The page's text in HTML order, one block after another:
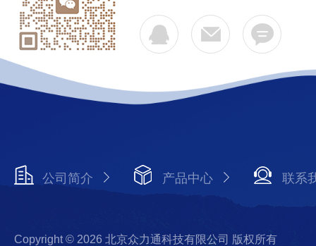
公司简介 产品中心 联系
Copyright © 2026 北京众力通科技有限公司 版权所有